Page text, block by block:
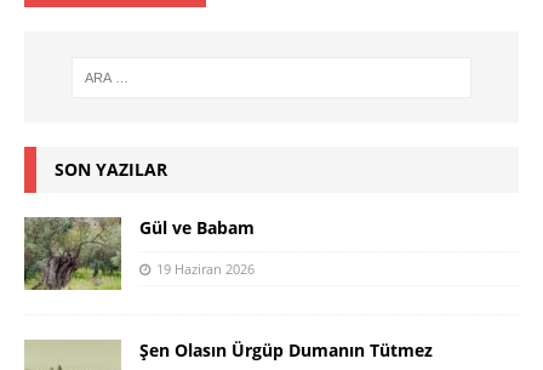
SON YAZILAR
Gül ve Babam
19 Haziran 2026
Şen Olasın Ürgüp Dumanın Tütmez